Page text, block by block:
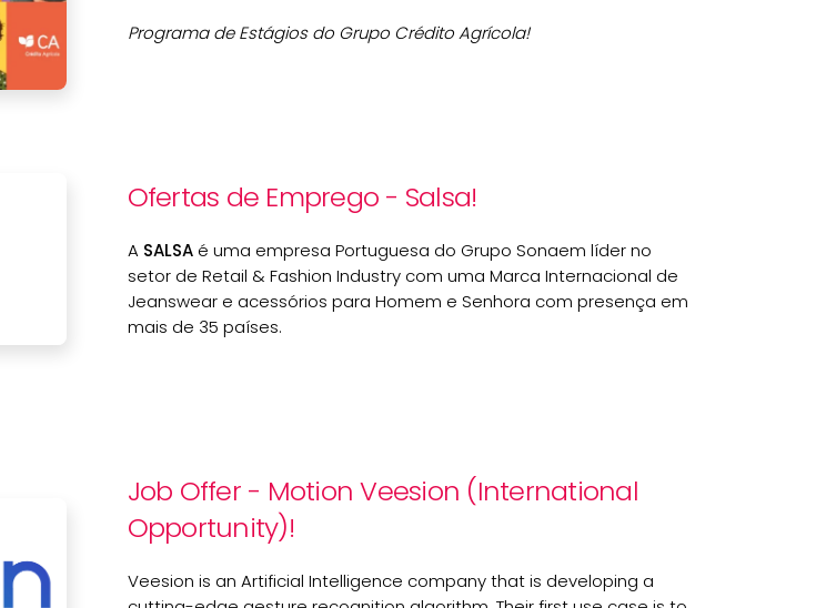
Programa de Estágios do Grupo Crédito Agrícola!
Ofertas de Emprego - Salsa!
A SALSAé uma empresa Portuguesa do Grupo Sonaem líder no
setor de Retail & Fashion Industry com uma Marca Internacional de
Jeanswear e acessórios para Homem e Senhora com presença em
mais de 35 países.
Job Offer - Motion Veesion (International
Opportunity)!
Veesion is an Artificial Intelligence company that is developing a